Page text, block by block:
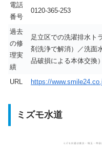
電話
番号
0120-365-253
過去
の修
理実
績
足立区での洗濯排水ト
剤洗浄で解消）／洗面
品破損による本体交換）
URL https://
ミズモ水道